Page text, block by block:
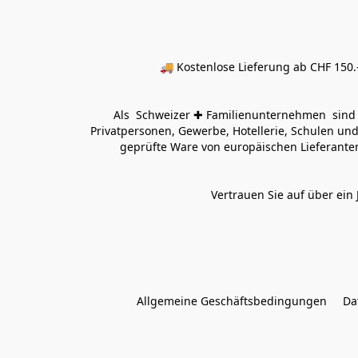
🚚 Kostenlose Lieferung ab CHF
Als  Schweizer ✚ Familienunternehmen
Privatpersonen, Gewerbe, Hotellerie, Schulen
geprüfte Ware von europäischen
Vertrauen Sie auf über
Allgemeine Geschäftsbedingungen